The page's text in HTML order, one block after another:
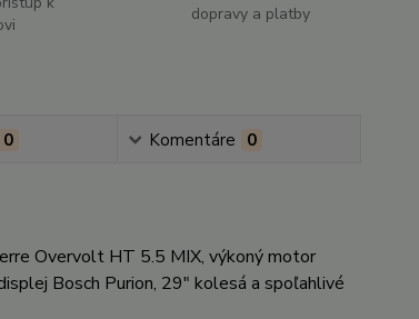
dopravy a platby
0 Komentáre 0
Overvolt HT 5.5 MIX, výkoný motor
Bosch Purion, 29" kolesá a spoľahlivé